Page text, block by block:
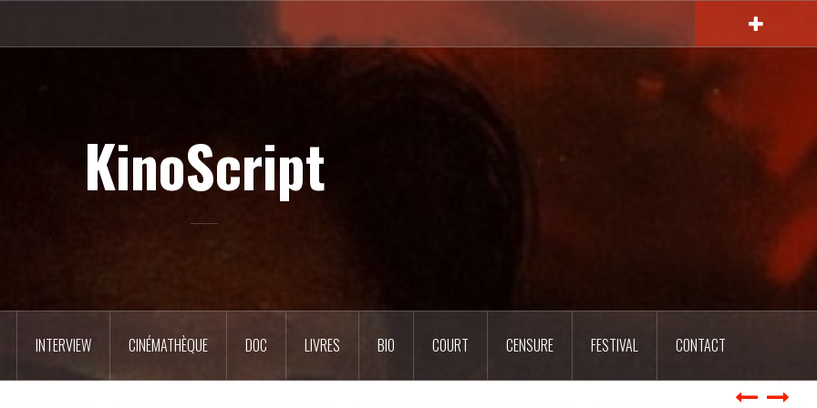
KinoScript
INTERVIEW CINÉMATHÈQUE DOC LIVRES BIO COURT CENSURE FESTIVAL CONTACT